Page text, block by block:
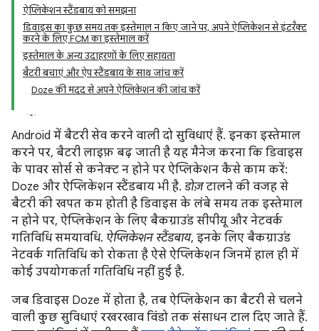
ऐप्लिकेशन स्टैंडबाय को समझना
डिवाइस का कुछ समय तक इस्तेमाल न किए जाने पर, अपने ऐप्लिकेशन से इंटरैक्ट
करने के लिए FCM का इस्तेमाल करें
इस्तेमाल के अन्य उदाहरणों के लिए सहायता
बैटरी बचाएं और ऐप स्टैंडबाय के साथ जांच करें
Doze की मदद से अपने ऐप्लिकेशन की जांच करें
Android में बैटरी सेव करने वाली दो सुविधाएं हैं. इनका इस्तेमाल
करने पर, बैटरी लाइफ़ बढ़ जाती है यह मैनेज करना कि डिवाइस
के पावर सोर्स से कनेक्ट न होने पर ऐप्लिकेशन कैसे काम करें:
Doze और ऐप्लिकेशन स्टैंडबाय भी है. डोज़टालने की वजह से
बैटरी की खपत कम होती है डिवाइस के लंबे समय तक इस्तेमाल
न होने पर, ऐप्लिकेशन के लिए बैकग्राउंड सीपीयू और नेटवर्क
गतिविधि समयावधि. ऐप्लिकेशन स्टैंडबाय, इनके लिए बैकग्राउंड
नेटवर्क गतिविधि को रोकता है ऐसे ऐप्लिकेशन जिनमें हाल ही में
कोई उपयोगकर्ता गतिविधि नहीं हुई है.
जब डिवाइस Doze में होता है, तब ऐप्लिकेशन का बैटरी से चलने
वाली कुछ सुविधाएं रखरखाव विंडो तक संसाधन टाल दिए जाते हैं.